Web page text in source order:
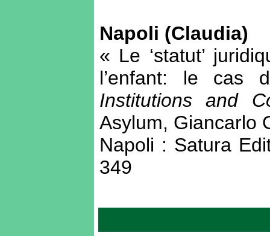
Napoli (Claudia)
« Le ‘statut’
l’enfant: le cas
Institutions and
Asylum, Giancarlo
Napoli : Satura
349